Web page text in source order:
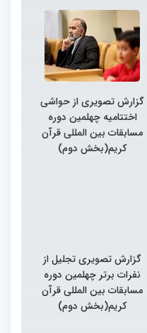
گزارش تصویری از حواشی
اختتامیه چهلمین دوره
مسابقات بین المللی قرآن
کریم(بخش دوم)
گزارش تصویری تجلیل از
نفرات برتر چهلمین دوره
مسابقات بین المللی قرآن
کریم(بخش دوم)